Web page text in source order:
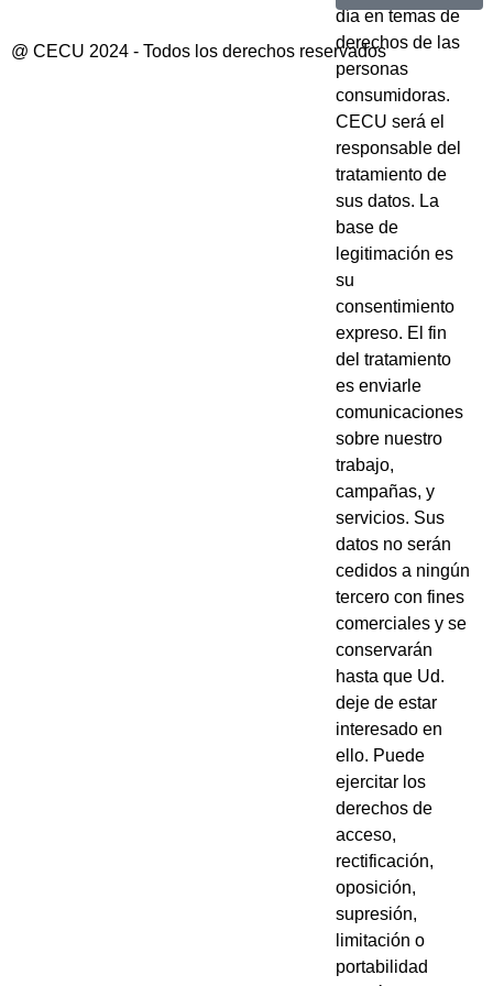
día en temas de
derechos de las
personas
consumidoras.
CECU será el
responsable del
tratamiento de
sus datos. La
base de
legitimación es
su
consentimiento
expreso. El fin
del tratamiento
es enviarle
comunicaciones
sobre nuestro
trabajo,
campañas, y
servicios. Sus
datos no serán
cedidos a ningún
tercero con fines
comerciales y se
conservarán
hasta que Ud.
deje de estar
interesado en
ello. Puede
ejercitar los
derechos de
acceso,
rectificación,
oposición,
supresión,
limitación o
portabilidad
@ CECU 2024 - Todos los derechos reservados